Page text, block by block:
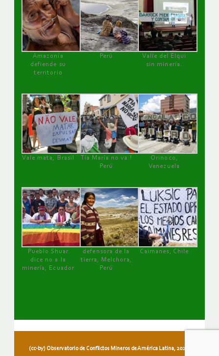
Amazonía
defiende su
territorio
Perú
Valle del Elqui
sin minería.
Vale mata, Brasil
Tía María no va !
Perú
Orinoco,
Venezuela
Pueblo Shuar
dice no a la
minería, Ecuador
defensora de la
tierra, Melchora,
Perú
Caimanes, Chile
(cc-by) Observatorio de Conflictos Mineros de América Latina, 2026